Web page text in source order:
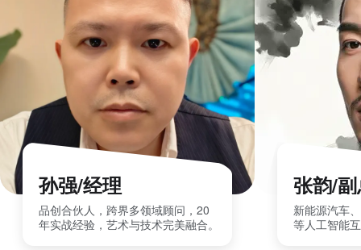
孙强/经理
品创合伙人，跨界多领域顾问，20
年实战经验，艺术与技术完美融合。
张韵/
新能源汽车
等人工智能